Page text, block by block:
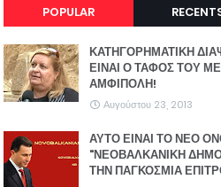
POPULAR
ΚΑΤΗΓΟΡΗΜΑΤΙΚΗ
ΕΙΝΑΙ Ο ΤΑΦΟΣ ΤΟΥ
ΑΜΦΙΠΟΛΗ!
Αυγούστου 23, 2013
ΑΥΤΟ ΕΙΝΑΙ ΤΟ ΝΕΟ
"ΝΕΟΒΑΛΚΑΝΙΚΗ
ΤΗΝ ΠΑΓΚΟΣΜΙΑ